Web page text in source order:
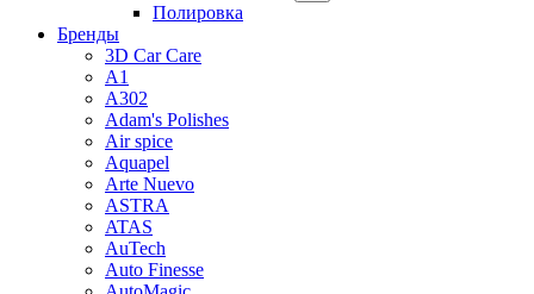
Полировка
Бренды
3D Car Care
A1
A302
Adam's Polishes
Air spice
Aquapel
Arte Nuevo
ASTRA
ATAS
AuTech
Auto Finesse